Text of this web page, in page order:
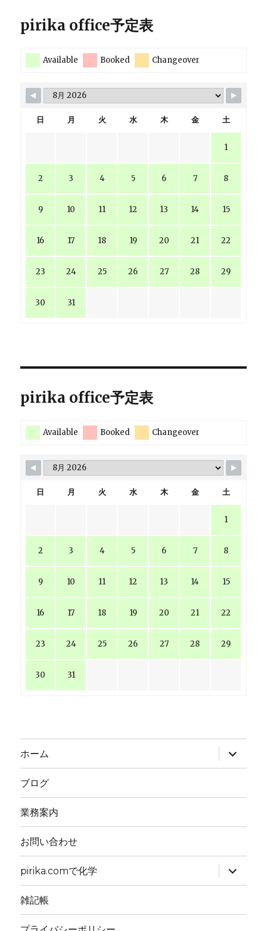
pirika office予定表
Available Booked Changeover
日 月 火 水 木 金 土
1
2 3 4 5 6 7 8
9 10 11 12 13 14 15
16 17 18 19 20 21 22
23 24 25 26 27 28 29
30 31
pirika office予定表
Available Booked Changeover
日 月 火 水 木 金 土
1
2 3 4 5 6 7 8
9 10 11 12 13 14 15
16 17 18 19 20 21 22
23 24 25 26 27 28 29
30 31
ホーム
ブ
メ
ー
開
ブログ
業務案内
お問い合わせ
pirika.comで化学
ブ
メ
ー
雑記帳